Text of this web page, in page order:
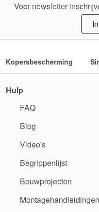
Voor newsletter
Kopersbescherming
Hulp
FAQ
Blog
Video's
Begrippenlijst
Bouwprojecten
Montagehandleidingen